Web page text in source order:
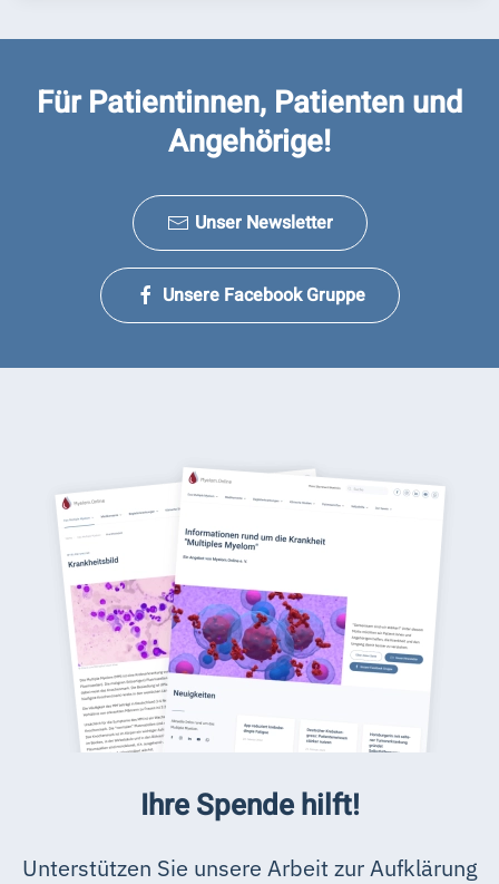
Für Patientinnen, Patienten und
Angehörige!
Unser Newsletter
Unsere Facebook Gruppe
Ihre Spende hilft!
Unterstützen Sie unsere Arbeit zur Aufklärung